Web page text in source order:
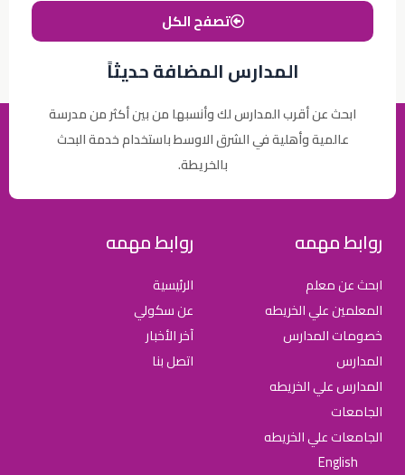
المدارس المضافة حديثاً
ابحث عن أقرب المدارس لك وأنسبها من بين أكثر من مدرسة
عالمية وأهلية في الشرق الاوسط باستخدام خدمة البحث
بالخريطة.
تصفح الكل
روابط مهمه
ابحث عن معلم
المعلمين علي الخريطه
خصومات المدارس
المدارس
المدارس علي الخريطه
الجامعات
الجامعات علي الخريطه
English
روابط مهمه
الرئيسية
عن سكولي
آخر الأخبار
اتصل بنا